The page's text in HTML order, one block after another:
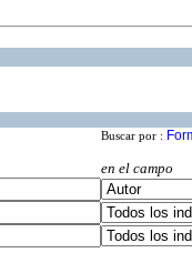
Buscar por :
en el campo